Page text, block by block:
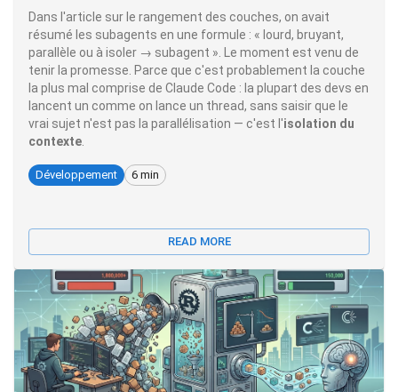
Dans l'article sur le rangement des couches, on avait
résumé les subagents en une formule : « lourd, bruyant,
parallèle ou à isoler → subagent ». Le moment est venu de
tenir la promesse. Parce que c'est probablement la couche
la plus mal comprise de Claude Code : la plupart des devs en
lancent un comme on lance un thread, sans saisir que le
vrai sujet n'est pas la parallélisation — c'est l'isolation du
contexte
Développement 6 min
READ MORE